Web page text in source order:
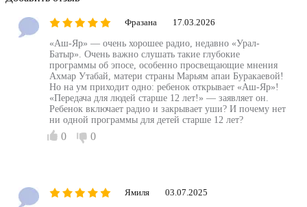
Фразана 17.03.2026
«Аш-Яр» — очень хорошее радио, недавно «Урал-
Батыр». Очень важно слушать такие глубокие
программы об эпосе, особенно просвещающие мнения
Ахмар Утабай, матери страны Марьям апаи Буракаевой!
Но на ум приходит одно: ребенок открывает «Аш-Яр»!
«Передача для людей старше 12 лет!» — заявляет он.
Ребенок включает радио и закрывает уши? И почему нет
ни одной программы для детей старше 12 лет?
0 0
Ямиля 03.07.2025